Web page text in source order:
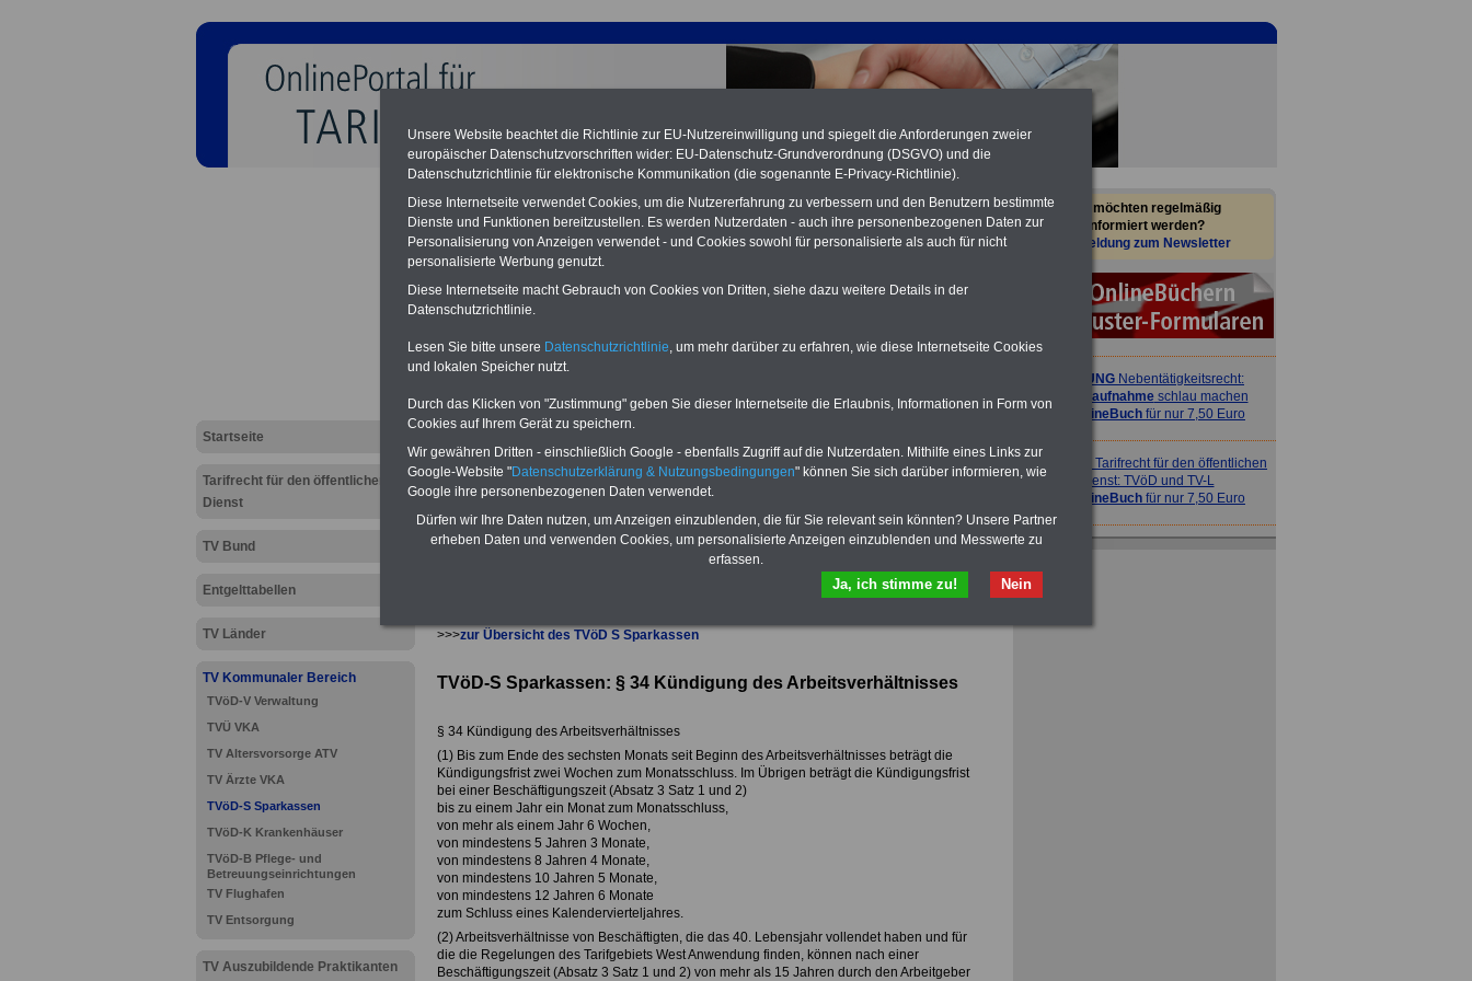
Startseite
Tarifrecht für den öffentlichen
Dienst
TV Bund
Entgelttabellen
TV Länder
TV Kommunaler Bereich
TVöD-V Verwaltung
TVÜ VKA
TV Altersvorsorge ATV
TV Ärzte VKA
TVöD-S Sparkassen
TVöD-K Krankenhäuser
TVöD-B Pflege- und
Betreuungseinrichtungen
TV Flughafen
TV Entsorgung
TV Auszubildende Praktikanten
TVöD-S Sparkassen: § 34 Kündigung des Arbeitsverhältnisses
wichtigen Fragen zum Öffentlichen
Tarifverträge für den öffentlichen
Dienst:
Dienst (TVöD, TV-L)sowie weitere
10 Bücher bzw. eBooks zum
herunterladen, lesen und
ausdrucken.Mehr Infos
>>>zur Übersicht des TVöD S Sparkassen
TVöD-S Sparkassen: § 34 Kündigung des Arbeitsverhältnisses
§ 34 Kündigung des Arbeitsverhältnisses
(1) Bis zum Ende des sechsten Monats seit Beginn des Arbeitsverhältnisses beträgt die
Kündigungsfrist zwei Wochen zum Monatsschluss. Im Übrigen beträgt die Kündigungsfrist
bei einer Beschäftigungszeit (Absatz 3 Satz 1 und 2)
bis zu einem Jahr ein Monat zum Monatsschluss,
von mehr als einem Jahr 6 Wochen,
von mindestens 5 Jahren 3 Monate,
von mindestens 8 Jahren 4 Monate,
von mindestens 10 Jahren 5 Monate,
von mindestens 12 Jahren 6 Monate
zum Schluss eines Kalendervierteljahres.
(2) Arbeitsverhältnisse von Beschäftigten, die das 40. Lebensjahr vollendet haben und für
die die Regelungen des Tarifgebiets West Anwendung finden, können nach einer
Beschäftigungszeit (Absatz 3 Satz 1 und 2) von mehr als 15 Jahren durch den Arbeitgeber
Sie möchten regelmäßig
informiert werden?
Anmeldung zum Newsletter
ACHTUNG Nebentätigkeitsrecht:
vor Jobaufnahmeschlau machen
OnlineBuch für nur 7,50 Euro
ACHTUNG
Tarifrecht für den öffentlichen
Dienst: TVöD und TV-L
OnlineBuch für nur 7,50 Euro
Unsere Website beachtet die Richtlinie zur EU-Nutzereinwilligung und spiegelt die Anforderungen zweier
europäischer Datenschutzvorschriften wider: EU-Datenschutz-Grundverordnung (DSGVO) und die
Datenschutzrichtlinie für elektronische Kommunikation (die sogenannte E-Privacy-Richtlinie).
Diese Internetseite verwendet Cookies, um die Nutzererfahrung zu verbessern und den Benutzern bestimmte
Dienste und Funktionen bereitzustellen. Es werden Nutzerdaten - auch ihre personenbezogenen Daten zur
Personalisierung von Anzeigen verwendet - und Cookies sowohl für personalisierte als auch für nicht
personalisierte Werbung genutzt.
Diese Internetseite macht Gebrauch von Cookies von Dritten, siehe dazu weitere Details in der
Datenschutzrichtlinie.
Lesen Sie bitte unsere Datenschutzrichtlinie, um mehr darüber zu erfahren, wie diese Internetseite Cookies
und lokalen Speicher nutzt.
Durch das Klicken von "Zustimmung" geben Sie dieser Internetseite die Erlaubnis, Informationen in Form von
Cookies auf Ihrem Gerät zu speichern.
Wir gewähren Dritten - einschließlich Google - ebenfalls Zugriff auf die Nutzerdaten. Mithilfe eines Links zur
Google-Website "Datenschutzerklärung & Nutzungsbedingungen" können Sie sich darüber informieren, wie
Google ihre personenbezogenen Daten verwendet.
Dürfen wir Ihre Daten nutzen, um Anzeigen einzublenden, die für Sie relevant sein könnten? Unsere Partner
erheben Daten und verwenden Cookies, um personalisierte Anzeigen einzublenden und Messwerte zu
erfassen.
Nein
Ja, ich stimme zu!